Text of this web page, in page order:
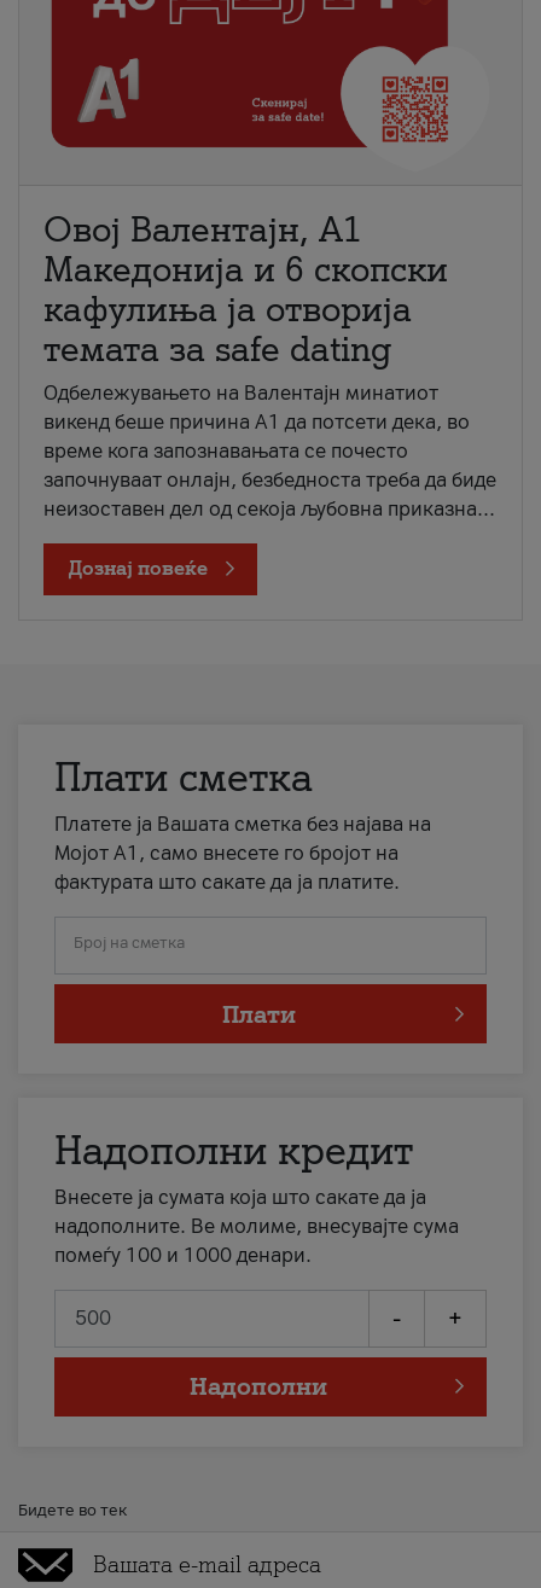
Овој Валентајн, A1
Македонија и 6 скопски
кафулиња ја отворија
темата за safe dating
Одбележувањето на Валентајн минатиот
викенд беше причина А1 да потсети дека, во
време кога запознавањата се почесто
започнуваат онлајн, безбедноста треба да биде
неизоставен дел од секоја љубовна приказна...
Дознај повеќе
Плати сметка
Платете ја Вашата сметка без најава на
Мојот А1, само внесете го бројот на
фактурата што сакате да ја платите.
Број на сметка
Плати
Надополни кредит
Внесете ја сумата која што сакате да ја
надополните. Ве молиме, внесувајте сума
помеѓу 100 и 1000 денари.
- +
Надополни
Бидете во тек